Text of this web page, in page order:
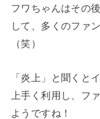
フワちゃんはその
して、多くのファ
（笑）
「炎上」と聞くと
上手く利用し、フ
ようですね！